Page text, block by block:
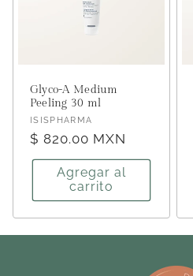
Glyco-A Medium
Peeling 30 ml
Proveedor:
ISISPHARMA
Precio
habitual
$ 820.00 MXN
Agregar al
carrito